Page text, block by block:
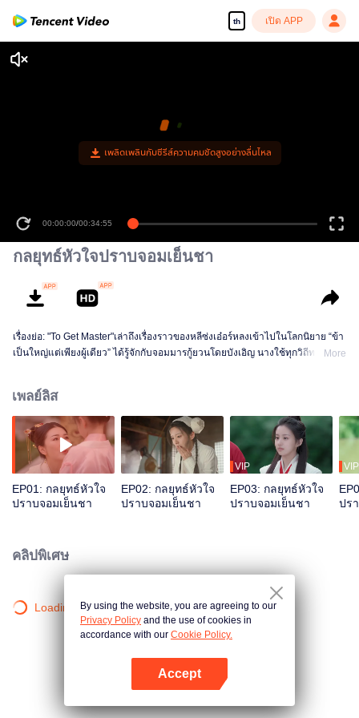
th เปิด APP
เพลิดเพลินกับซีรีส์ความคมชัดสูงอย่างลื่นไหล
00:00:00/00:34:55
กลยุทธ์หัวใจปราบจอมเย็นชา
เรื่องย่อ: "To Get Master"เล่าถึงเรื่องราวของหลีซ่งเอ๋อร์หลงเข้าไปในโลกนิยาย “ข้า
เป็นใหญ่แต่เพียงผู้เดียว” ได้รู้จักกับจอมมารกู้ยวนโดยบังเอิญ นางใช้ทุกวิถีทางหนีMore
เพลย์ลิส
EP01: กลยุทธ์หัวใจ
ปราบจอมเย็นชา
EP02: กลยุทธ์หัวใจ
ปราบจอมเย็นชา
VIP
EP03: กลยุทธ์หัวใจ
ปราบจอมเย็นชา
VIP
ปร
คลิปพิเศษ
Loading…By using the website, you are agreeing to our
Privacy Policy and the use of cookies in
accordance with our Cookie Policy.
Accept